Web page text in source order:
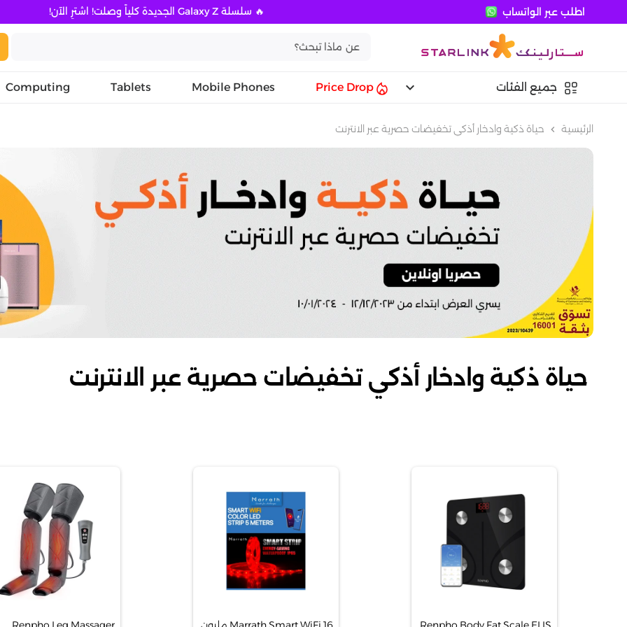
اطلب عبر الواتساب 🔥 سلسلة Galaxy Z الجديدة كلياً وصلت! اشترِ الآن!
جميع الفئات keyboard_arrow_down
Price Drop
Mobile Phones
Tablets
Computing
الرئيسية chevron_left حياة ذكية وادخار أذكي تخفيضات حصرية عبر الانترنت
حياة ذكية وادخار أذكي تخفيضات حصرية عبر الانترنت